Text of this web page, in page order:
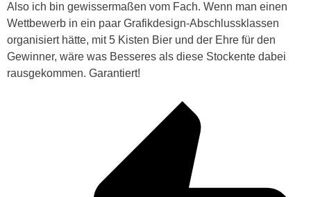
Also ich bin gewissermaßen vom Fach. Wenn man einen
Wettbewerb in ein paar Grafikdesign-Abschlussklassen
organisiert hätte, mit 5 Kisten Bier und der Ehre für den
Gewinner, wäre was Besseres als diese Stockente dabei
rausgekommen. Garantiert!